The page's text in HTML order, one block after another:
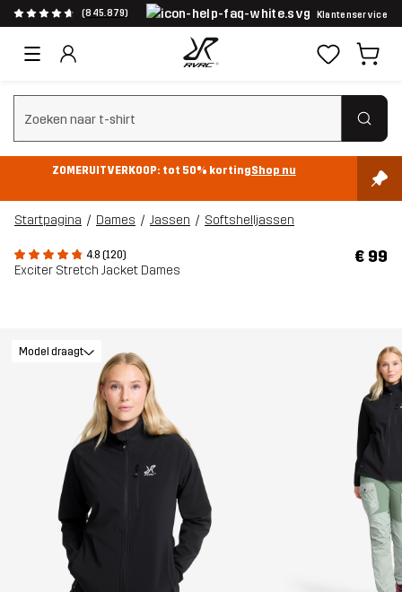
(845.879) Klantenservice
Zoeken wissen
ZOMERUITVERKOOP: tot 50% kortingShop nu
Startpagina Dames Jassen Softshelljassen
4.8 (120)
Exciter Stretch Jacket Dames
€ 99
Model draagt